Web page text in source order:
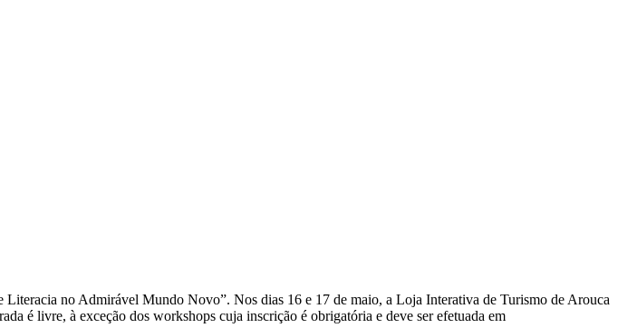
no Admirável Mundo Novo”. Nos dias 16 e 17 de maio, a Loja Interativa de Turismo de Arouca
é livre, à exceção dos workshops cuja inscrição é obrigatória e deve ser efetuada em